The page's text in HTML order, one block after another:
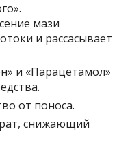
мази
и рассасывает
и «Парацетамол»
от поноса.
снижающий